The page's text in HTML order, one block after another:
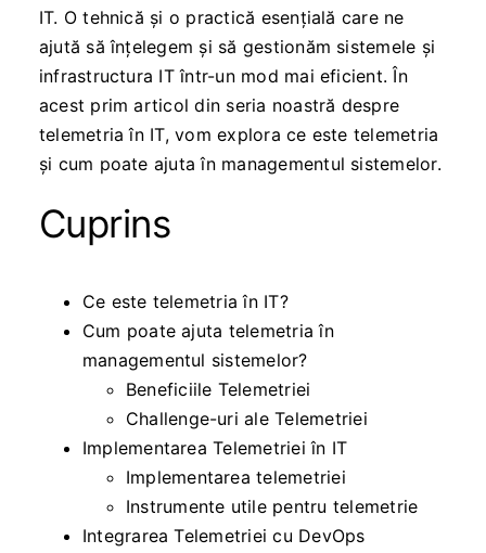
IT. O tehnică și o practică esențială care ne
ajută să înțelegem și să gestionăm sistemele și
infrastructura IT într-un mod mai eficient. În
acest prim articol din seria noastră despre
telemetria în IT, vom explora ce este telemetria
și cum poate ajuta în managementul sistemelor.
Cuprins
Ce este telemetria în IT?
Cum poate ajuta telemetria în
managementul sistemelor?
Beneficiile Telemetriei
Challenge-uri ale Telemetriei
Implementarea Telemetriei în IT
Implementarea telemetriei
Instrumente utile pentru telemetrie
Integrarea Telemetriei cu DevOps